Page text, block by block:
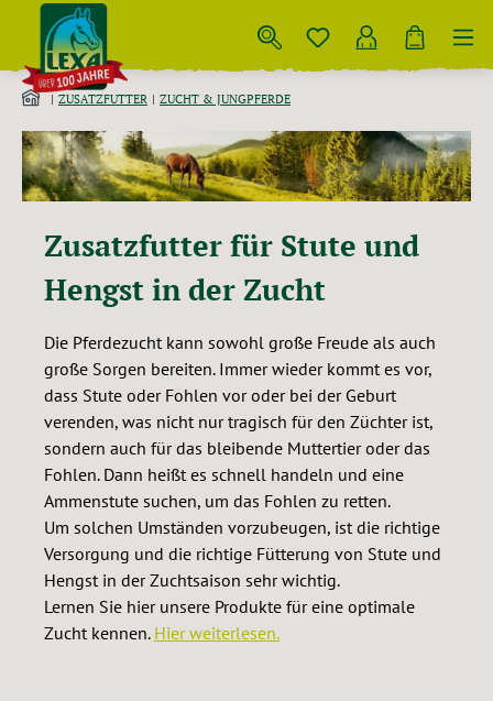
Zum Hauptinhalt springen
ZUSATZFUTTER ZUCHT & JUNGPFERDE
Zusatzfutter für Stute und
Hengst in der Zucht
Die Pferdezucht kann sowohl große Freude als auch
große Sorgen bereiten. Immer wieder kommt es vor,
dass Stute oder Fohlen vor oder bei der Geburt
verenden, was nicht nur tragisch für den Züchter ist,
sondern auch für das bleibende Muttertier oder das
Fohlen. Dann heißt es schnell handeln und eine
Ammenstute suchen, um das Fohlen zu retten.
Um solchen Umständen vorzubeugen, ist die richtige
Versorgung und die richtige Fütterung von Stute und
Hengst in der Zuchtsaison sehr wichtig.
Lernen Sie hier unsere Produkte für eine optimale
Zucht kennen. Hier weiterlesen.